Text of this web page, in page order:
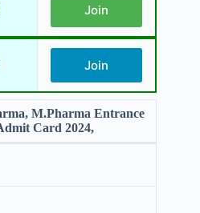
Join
Join
M.Pharma Entrance
Card 2024,